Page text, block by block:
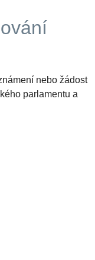
nebo žádost
parlamentu a